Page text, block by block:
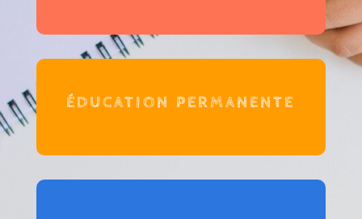
ÉDUCATION PERMANENTE